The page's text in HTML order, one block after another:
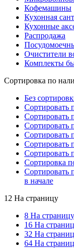
Кофемашины
Кухонная
Кухонные
Распродажа
Очистители
Комплекты
Сортировка по
Без
Сортировать
Сортировать
Сортировать
Сортировать
Сортировать
Сортировать
Сортировка
Сортировать
в начале
12 На страницу
8 На страницу
16 На
32 На
64 На